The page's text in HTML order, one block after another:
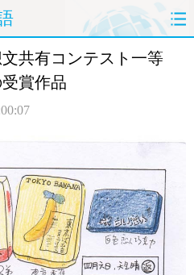
政治 経済
写真
文共有コンテスト一等
賞作品